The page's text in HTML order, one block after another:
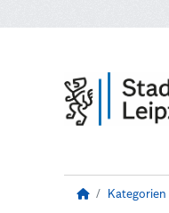
Kategorien